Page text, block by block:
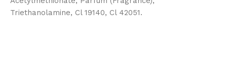
Triethanolamine, Cl 19140, Cl 42051.